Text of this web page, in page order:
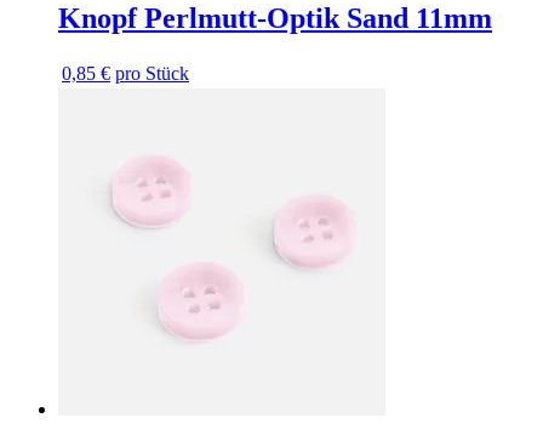
Knopf Perlmutt-Optik Sand 11mm
0,85 € pro Stück